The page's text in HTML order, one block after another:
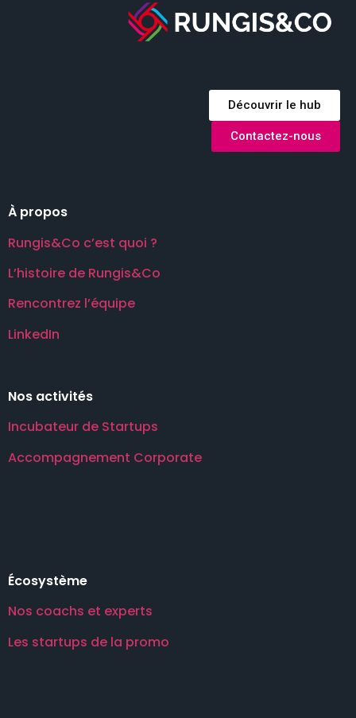
Découvrir le hub
Contactez-nous
À propos
Rungis&Co c’est quoi ?
L’histoire de Rungis&Co
Rencontrez l’équipe
LinkedIn
Nos activités
Incubateur de Startups
Accompagnement Corporate
Écosystème
Nos coachs et experts
Les startups de la promo